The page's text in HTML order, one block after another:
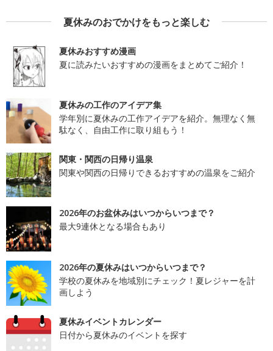
夏休みのおでかけをもっと楽しむ
夏休みおすすめ漫画
夏に読みたいおすすめの漫画をまとめてご紹介！
夏休みの工作のアイデア集
学年別に夏休みの工作アイデアを紹介。無理なく無
駄なく、自由工作に取り組もう！
関東・関西の日帰り温泉
関東や関西の日帰りできるおすすめの温泉をご紹介
2026年のお盆休みはいつからいつまで？
最大9連休となる場合もあり
2026年の夏休みはいつからいつまで？
学校の夏休みを地域別にチェック！夏レジャーを計
画しよう
夏休みイベントカレンダー
日付から夏休みのイベントを探す